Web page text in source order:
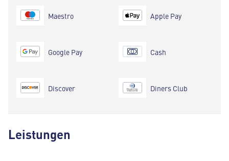
Maestro
Google Pay
Discover
Apple Pay
Cash
Diners Club
Leistungen